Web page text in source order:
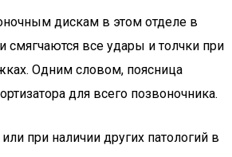
дискам в этом отделе в
смягчаются все удары и толчки при
Одним словом, поясница
для всего позвоночника.
при наличии других патологий в